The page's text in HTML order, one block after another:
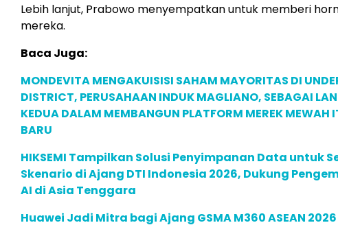
Lebih lanjut, Prabowo menyempatkan untuk memberi
mereka.
Baca Juga:
MONDEVITA MENGAKUISISI SAHAM MAYORITAS DI
DISTRICT, PERUSAHAAN INDUK MAGLIANO, SEBAGAI
KEDUA DALAM MEMBANGUN PLATFORM MEREK MEWAH
BARU
HIKSEMI Tampilkan Solusi Penyimpanan Data untuk
Skenario di Ajang DTI Indonesia 2026, Dukung
AI di Asia Tenggara
Huawei Jadi Mitra bagi Ajang GSMA M360 ASEAN 2026